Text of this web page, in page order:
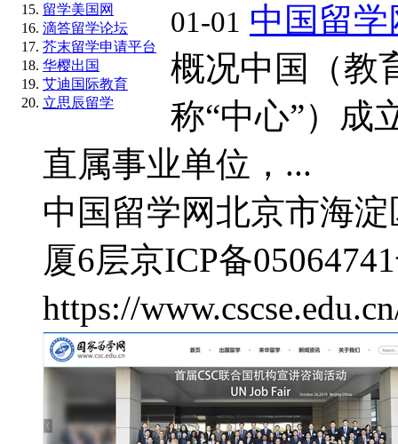
留学美国网
滴答留学论坛
芥末留学申请平台
华樱出国
艾迪国际教育
立思辰留学
01-01 中国留学
概况中国（教
称“中心”）成
直属事业单位，...
中国留学网北京市海
厦6层京ICP备
https://